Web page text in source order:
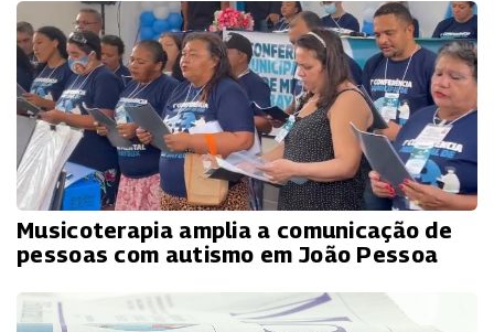
Musicoterapia amplia a comunicação de
pessoas com autismo em João Pessoa